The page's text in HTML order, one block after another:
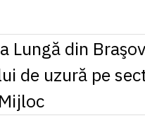
1 PLN
= 1.1646
1 RSD
= 0.0425
1 RUB
= 0.0530
1 SEK
= 0.4526